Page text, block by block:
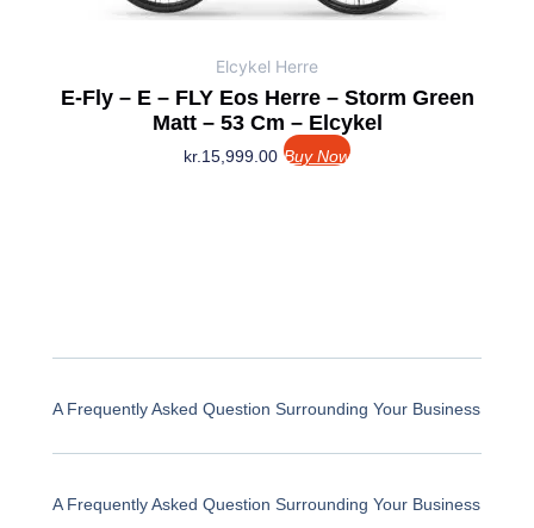
Elcykel Herre
E-Fly – E – FLY Eos Herre – Storm Green
Matt – 53 Cm – Elcykel
kr.15,999.00 Buy Now
A Frequently Asked Question Surrounding Your Business
A Frequently Asked Question Surrounding Your Business